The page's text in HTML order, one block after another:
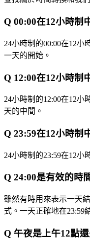
Q 00:00在12小時制
24小時制的00:00在12小
一天的開始。
Q 12:00在12小時制
24小時制的12:00在12小
天的中間。
Q 23:59在12小時制
24小時制的23:59在12小
Q 24:00是有效的時
雖然有時用來表示一天
式。一天正確地在23:59
Q 午夜是上午12點